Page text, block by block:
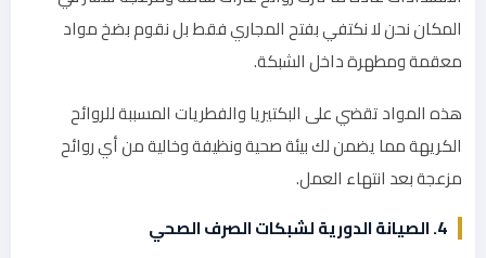
المكان نحن لا نكتفي بفتح المجاري فقط بل نقوم بضخ مواد
معقمة ومطهرة داخل الشبكة.
هذه المواد تقضي على البكتيريا والفطريات المسببة للروائح
الكريهة مما يضمن لك بيئة صحية ونظيفة وخالية من أي روائح
مزعجة بعد انتهاء العمل.
4. الصيانة الدورية لشبكات الصرف الصحي